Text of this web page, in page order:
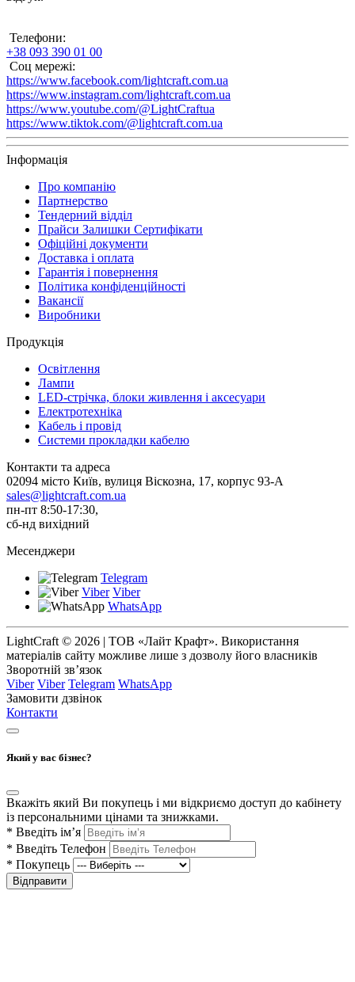
Телефони:
+38 093 390 01 00
Соц мережі:
https://www.facebook.com/lightcraft.com.ua
https://www.instagram.com/lightcraft.com.ua
https://www.youtube.com/@LightCraftua
https://www.tiktok.com/@lightcraft.com.ua
Інформація
Про компанію
Партнерство
Тендерний відділ
Прайси Залишки Сертифікати
Офіційні документи
Доставка і оплата
Гарантія і повернення
Політика конфіденційності
Вакансії
Виробники
Продукція
Освітлення
Лампи
LED-стрічка, блоки живлення і аксесуари
Електротехніка
Кабель і провід
Системи прокладки кабелю
Контакти та адреса
02094 місто Київ, вулиця Віскозна, 17, корпус 93-А
sales@lightcraft.com.ua
пн-пт 8:50-17:30,
сб-нд вихідний
Месенджери
Telegram
Viber Viber
WhatsApp
LightCraft © 2026 | ТОВ «Лайт Крафт». Використання
матеріалів сайту можливе лише з дозволу його власників
Зворотній зв’язок
Viber Viber Telegram WhatsApp
Замовити дзвінок
Контакти
Який у вас бізнес?
Вкажіть який Ви покупець і ми відкриємо доступ до кабінету
із персональними цінами та знижками.
* Введіть ім’я
* Введіть Телефон
* Покупець
Відправити